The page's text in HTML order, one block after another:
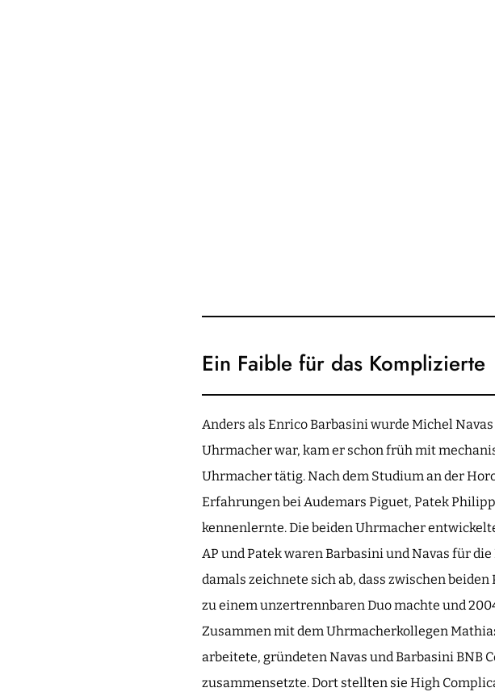
Ein Faible für das Komplizierte
Anders als Enrico Barbasini wurde Michel
Uhrmacher war, kam er schon früh mit
Uhrmacher tätig. Nach dem Studium an der
Erfahrungen bei Audemars Piguet, Patek
kennenlernte. Die beiden Uhrmacher
AP und Patek waren Barbasini und Navas für
damals zeichnete sich ab, dass zwischen
zu einem unzertrennbaren Duo machte und
Zusammen mit dem Uhrmacherkollegen
arbeitete, gründeten Navas und Barbasini BNB
zusammensetzte. Dort stellten sie High